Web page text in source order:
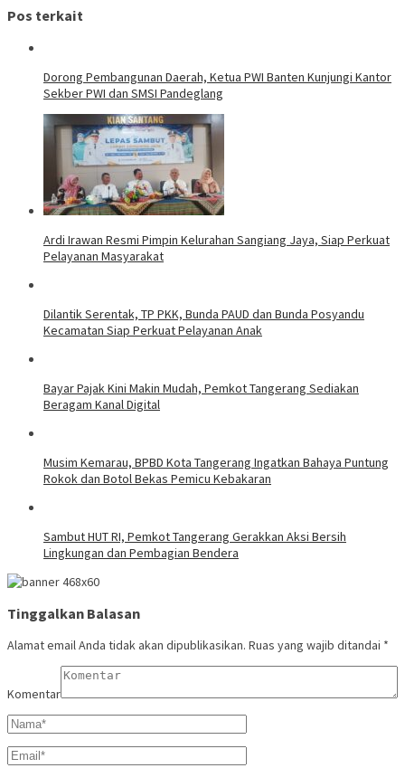
Pos terkait
Dorong Pembangunan Daerah, Ketua PWI Banten Kunjungi Kantor
Sekber PWI dan SMSI Pandeglang
Ardi Irawan Resmi Pimpin Kelurahan Sangiang Jaya, Siap Perkuat
Pelayanan Masyarakat
Dilantik Serentak, TP PKK, Bunda PAUD dan Bunda Posyandu
Kecamatan Siap Perkuat Pelayanan Anak
Bayar Pajak Kini Makin Mudah, Pemkot Tangerang Sediakan
Beragam Kanal Digital
Musim Kemarau, BPBD Kota Tangerang Ingatkan Bahaya Puntung
Rokok dan Botol Bekas Pemicu Kebakaran
Sambut HUT RI, Pemkot Tangerang Gerakkan Aksi Bersih
Lingkungan dan Pembagian Bendera
Tinggalkan Balasan
Alamat email Anda tidak akan dipublikasikan. Ruas yang wajib ditandai *
Komentar